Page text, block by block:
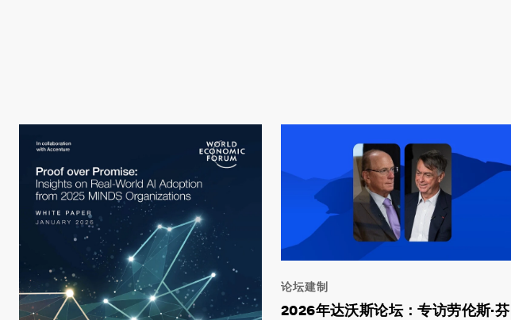
论坛建制
2026年达沃斯论坛：专访劳伦斯·芬